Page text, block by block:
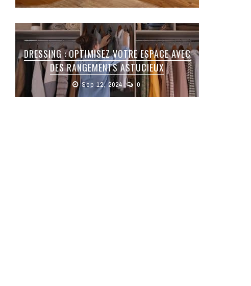
DRESSING : OPTIMISEZ VOTRE ESPACE AVEC
DES RANGEMENTS ASTUCIEUX
Sep 12, 2024 0